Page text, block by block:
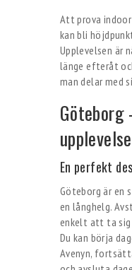
Att prova
kan bli
Upplevelsen är
länge efteråt
man delar med
En perfekt
Göteborg är en
en långhelg.
enkelt att ta sig
Du kan börja
Avenyn,